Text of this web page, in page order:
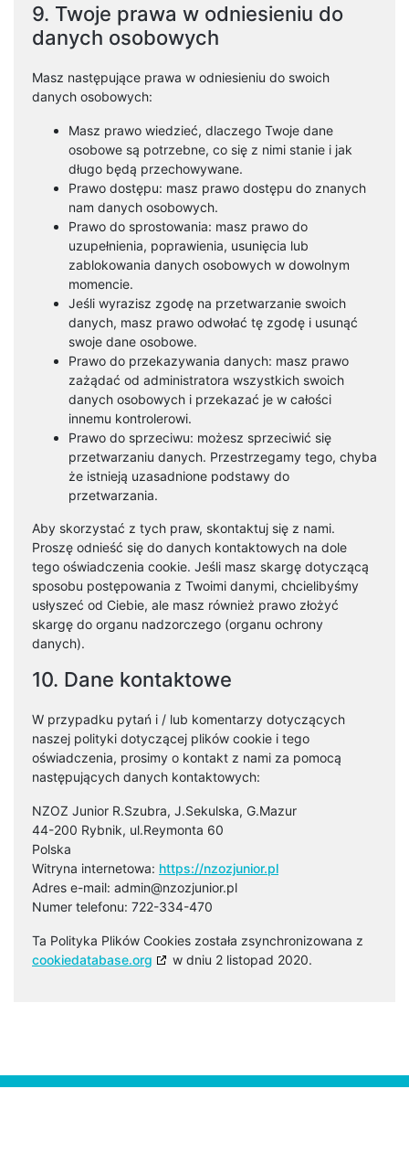
9. Twoje prawa w odniesieniu do
danych osobowych
Masz następujące prawa w odniesieniu do swoich
danych osobowych:
Masz prawo wiedzieć, dlaczego Twoje dane
osobowe są potrzebne, co się z nimi stanie i jak
długo będą przechowywane.
Prawo dostępu: masz prawo dostępu do znanych
nam danych osobowych.
Prawo do sprostowania: masz prawo do
uzupełnienia, poprawienia, usunięcia lub
zablokowania danych osobowych w dowolnym
momencie.
Jeśli wyrazisz zgodę na przetwarzanie swoich
danych, masz prawo odwołać tę zgodę i usunąć
swoje dane osobowe.
Prawo do przekazywania danych: masz prawo
zażądać od administratora wszystkich swoich
danych osobowych i przekazać je w całości
innemu kontrolerowi.
Prawo do sprzeciwu: możesz sprzeciwić się
przetwarzaniu danych. Przestrzegamy tego, chyba
że istnieją uzasadnione podstawy do
przetwarzania.
Aby skorzystać z tych praw, skontaktuj się z nami.
Proszę odnieść się do danych kontaktowych na dole
tego oświadczenia cookie. Jeśli masz skargę dotyczącą
sposobu postępowania z Twoimi danymi, chcielibyśmy
usłyszeć od Ciebie, ale masz również prawo złożyć
skargę do organu nadzorczego (organu ochrony
danych).
10. Dane kontaktowe
W przypadku pytań i / lub komentarzy dotyczących
naszej polityki dotyczącej plików cookie i tego
oświadczenia, prosimy o kontakt z nami za pomocą
następujących danych kontaktowych:
NZOZ Junior R.Szubra, J.Sekulska, G.Mazur
44-200 Rybnik, ul.Reymonta 60
Polska
Witryna internetowa: https://nzozjunior.pl
Adres e-mail: lp.roinujzozn@nimda
Numer telefonu: 722-334-470
Ta Polityka Plików Cookies została zsynchronizowana z
cookiedatabase.org
w dniu 2 listopad 2020.